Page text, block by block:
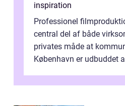
inspiration
Professionel
central del af både
privates måde at
København er udbuddet
inti...